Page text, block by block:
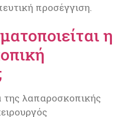
προσέγγιση.
η
της λαπαροσκοπικής